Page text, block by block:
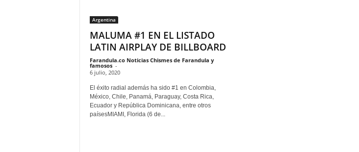
Argentina
MALUMA #1 EN EL LISTADO
LATIN AIRPLAY DE BILLBOARD
Farandula.co Noticias Chismes de Farandula y
famosos -
6 julio, 2020
El éxito radial además ha sido #1 en Colombia,
México, Chile, Panamá, Paraguay, Costa Rica,
Ecuador y República Dominicana, entre otros
paísesMIAMI, Florida (6 de...